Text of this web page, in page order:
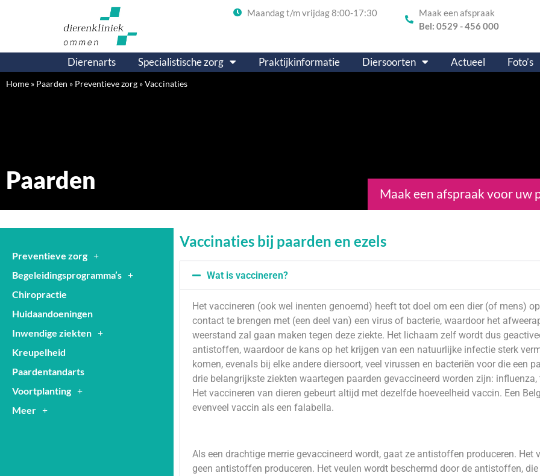
Maandag t/m vrijdag 8:00-17:30
Maak een afspraak
Bel: 0529 - 456 000
Dierenarts Specialistische zorg Praktijkinformatie Diersoorten Actueel Foto’s
Home » Paarden » Preventieve zorg »Vaccinaties
Paarden Maak een afspraak voor uw
Preventieve zorg
Begeleidingsprogramma’s
Chiropractie
Huidaandoeningen
Inwendige ziekten
Kreupelheid
Paardentandarts
Voortplanting
Meer
Vaccinaties bij paarden en ezels
Wat is vaccineren?
Het vaccineren (ook wel inenten genoemd) heeft tot doel om een dier (of mens)
contact te brengen met (een deel van) een virus of bacterie, waardoor het
weerstand zal gaan maken tegen deze ziekte. Het lichaam zelf wordt dus
antistoffen, waardoor de kans op het krijgen van een natuurlijke infectie sterk
komen, evenals bij elke andere diersoort, veel virussen en bacteriën voor die een
drie belangrijkste ziekten waartegen paarden gevaccineerd worden zijn:
Het vaccineren van dieren gebeurt altijd met dezelfde hoeveelheid vaccin. Een
evenveel vaccin als een falabella.
Als een drachtige merrie gevaccineerd wordt, gaat ze antistoffen produceren. Het
geen antistoffen produceren. Het veulen wordt beschermd door de antistoffen,